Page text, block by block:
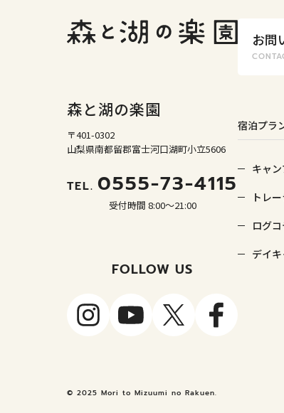
お問
宿泊プラ
キャ
トレ
ログ
デイ
森と湖の楽園
〒401-0302
山梨県南都留郡富士河口湖町小立5606
TEL. 0555-73-4115
受付時間 8:00～21:00
FOLLOW US
© 2025 Mori to Mizuumi no Rakuen.